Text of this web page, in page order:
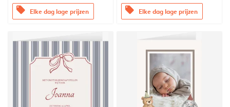
offers Elke dag lage prijzen offers Elke dag lage prijzen